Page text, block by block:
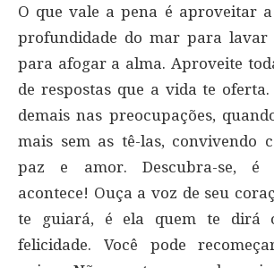
O que vale a pena é aproveitar
profundidade do mar para lavar
para afogar a alma. Aproveite
de respostas que a vida te oferta.
demais nas preocupações,
mais sem as tê-las, convivendo
paz e amor. Descubra-se, é
acontece! Ouça a voz de seu
te guiará, é ela quem te dirá
felicidade. Você pode